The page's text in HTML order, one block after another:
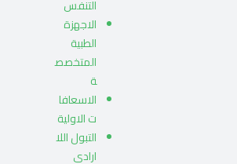
التنفس
الاجهزة
الطبية
المتخصص
ة
الاسعافا
ت الاولية
التبول اللا
ارادي